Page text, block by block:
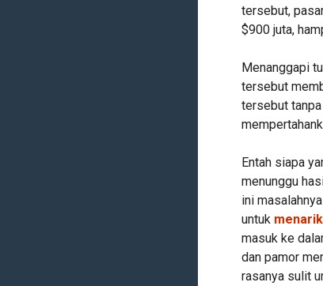
tersebut,
$900 juta,
Menanggapi
tersebut
tersebut
Entah siapa
menunggu
ini
untuk
masuk ke
dan pamor
rasanya sulit